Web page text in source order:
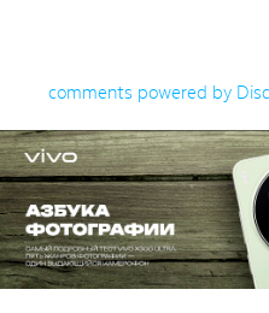
comments powered by